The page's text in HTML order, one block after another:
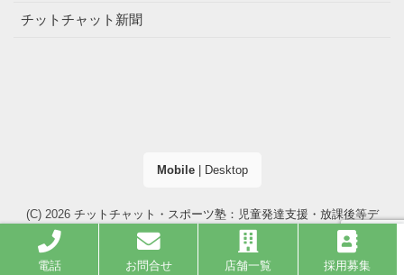
チットチャット新聞
Mobile| Desktop
(C) 2026 チットチャット・スポーツ塾：児童発達支援・放課後等デ
イサービス（大阪市・高槻市）
. All right reserved.
電話 お問合せ 店舗一覧 採用募集